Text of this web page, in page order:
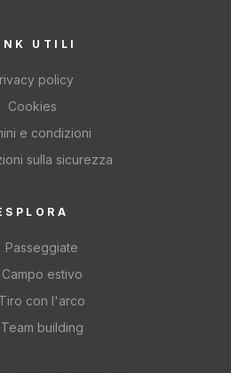
Passeggiate
Campo estivo
Tiro con l'arco
Team building
UTILI
policy
Cookies
e condizioni
sulla sicurezza